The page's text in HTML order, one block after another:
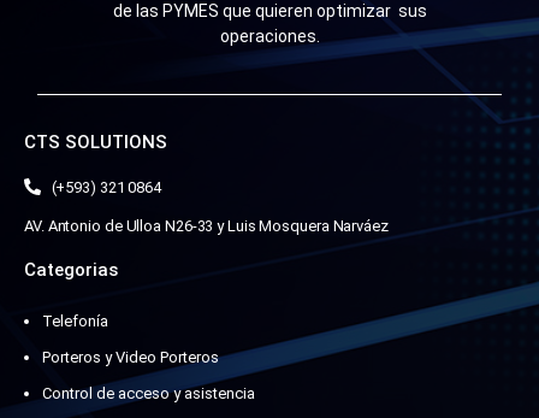
de las PYMES que quieren optimizar sus
operaciones.
CTS SOLUTIONS
(+593) 321 0864
AV. Antonio de Ulloa N26-33 y Luis Mosquera Narváez
Categorias
Telefonía
Porteros y Video Porteros
Control de acceso y asistencia